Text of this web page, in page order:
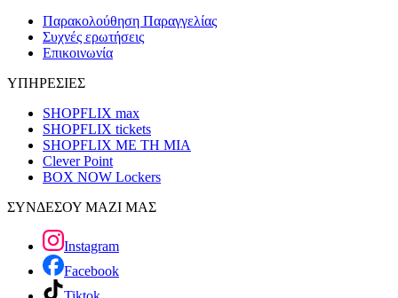
Παρακολούθηση Παραγγελίας
Συχνές ερωτήσεις
Επικοινωνία
ΥΠΗΡΕΣΙΕΣ
SHOPFLIX max
SHOPFLIX tickets
SHOPFLIX ΜΕ ΤΗ ΜΙΑ
Clever Point
BOX NOW Lockers
ΣΥΝΔΕΣΟΥ ΜΑΖΙ ΜΑΣ
Instagram
Facebook